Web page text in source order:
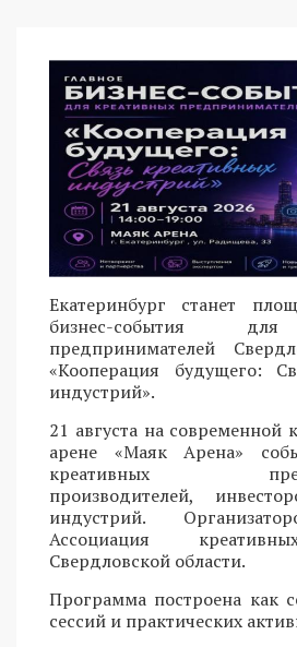
Екатеринбург станет
бизнес-события
предпринимателей
«Кооперация будущего:
индустрий».
21 августа на современной
арене «Маяк Арена»
креативных
производителей,
индустрий.
Ассоциация
Свердловской области.
Программа построена как
сессий и практических